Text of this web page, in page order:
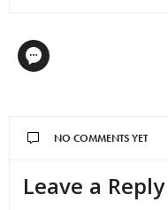
NO COMMENTS YET
Leave a Reply